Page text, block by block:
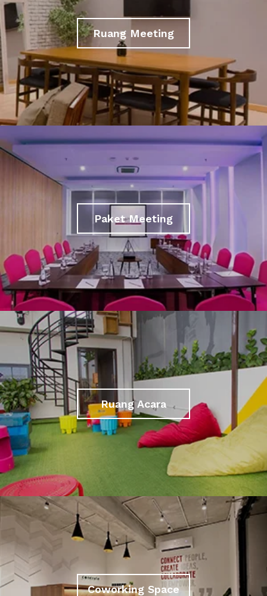
Ruang Meeting
Paket Meeting
Ruang Acara
Coworking Space